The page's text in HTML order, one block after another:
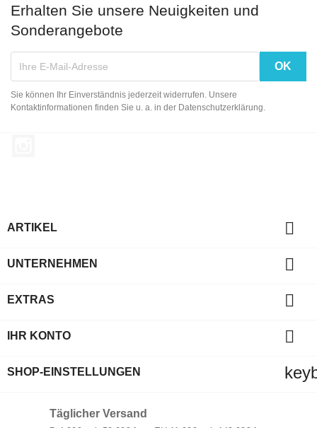
Erhalten Sie unsere Neuigkeiten und
Sonderangebote
Sie können Ihr Einverständnis jederzeit widerrufen. Unsere
Kontaktinformationen finden Sie u. a. in der Datenschutzerklärung.
ARTIKEL 
UNTERNEHMEN 
EXTRAS 
IHR KONTO 
SHOP-EINSTELLUNGEN
Täglicher Versand